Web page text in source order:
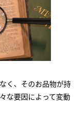
く、そのお品物が持
な要因によって変動